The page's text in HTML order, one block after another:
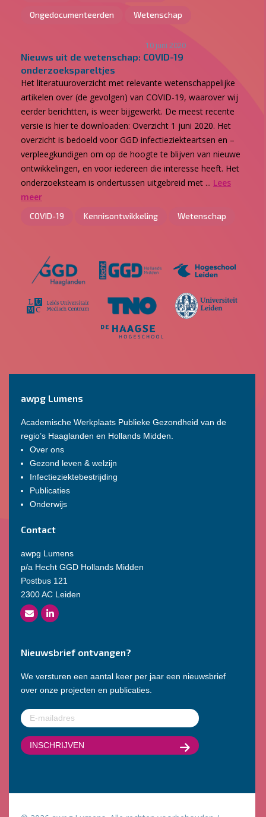
Ongedocumenteerden Wetenschap
10 juni 2020
Nieuws uit de wetenschap: COVID-19
onderzoekspareltjes
Het literatuuroverzicht met relevante wetenschappelijke
artikelen over (de gevolgen) van COVID-19, waarover wij
eerder berichtten, is weer bijgewerkt. De meest recente
versie is hier te downloaden: Overzicht 1 juni 2020. Het
overzicht is bedoeld voor GGD infectieziekteartsen en –
verpleegkundigen om op de hoogte te blijven van nieuwe
ontwikkelingen, en voor iedereen die interesse heeft. Het
onderzoeksteam is ondertussen uitgebreid met ... Lees
meer
COVID-19 Kennisontwikkeling Wetenschap
awpg Lumens
Academische Werkplaats Publieke Gezondheid van de
regio’s Haaglanden en Hollands Midden.
Over ons
Gezond leven & welzijn
Infectieziektebestrijding
Publicaties
Onderwijs
Contact
awpg Lumens
p/a Hecht GGD Hollands Midden
Postbus 121
2300 AC Leiden
Nieuwsbrief ontvangen?
We versturen een aantal keer per jaar een nieuwsbrief
over onze projecten en publicaties.
E-
mailadres(Vereist)